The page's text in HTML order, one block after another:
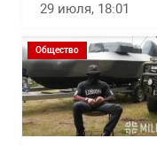
29 июля, 18:01
Общество